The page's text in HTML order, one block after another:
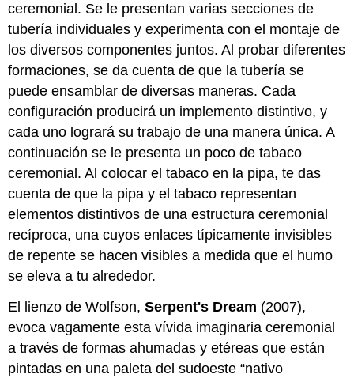
ceremonial. Se le presentan varias secciones de
tubería individuales y experimenta con el montaje de
los diversos componentes juntos. Al probar diferentes
formaciones, se da cuenta de que la tubería se
puede ensamblar de diversas maneras. Cada
configuración producirá un implemento distintivo, y
cada uno logrará su trabajo de una manera única. A
continuación se le presenta un poco de tabaco
ceremonial. Al colocar el tabaco en la pipa, te das
cuenta de que la pipa y el tabaco representan
elementos distintivos de una estructura ceremonial
recíproca, una cuyos enlaces típicamente invisibles
de repente se hacen visibles a medida que el humo
se eleva a tu alrededor.
El lienzo de Wolfson,Serpent's Dream (2007),
evoca vagamente esta vívida imaginaria ceremonial
a través de formas ahumadas y etéreas que están
pintadas en una paleta del sudoeste “nativo